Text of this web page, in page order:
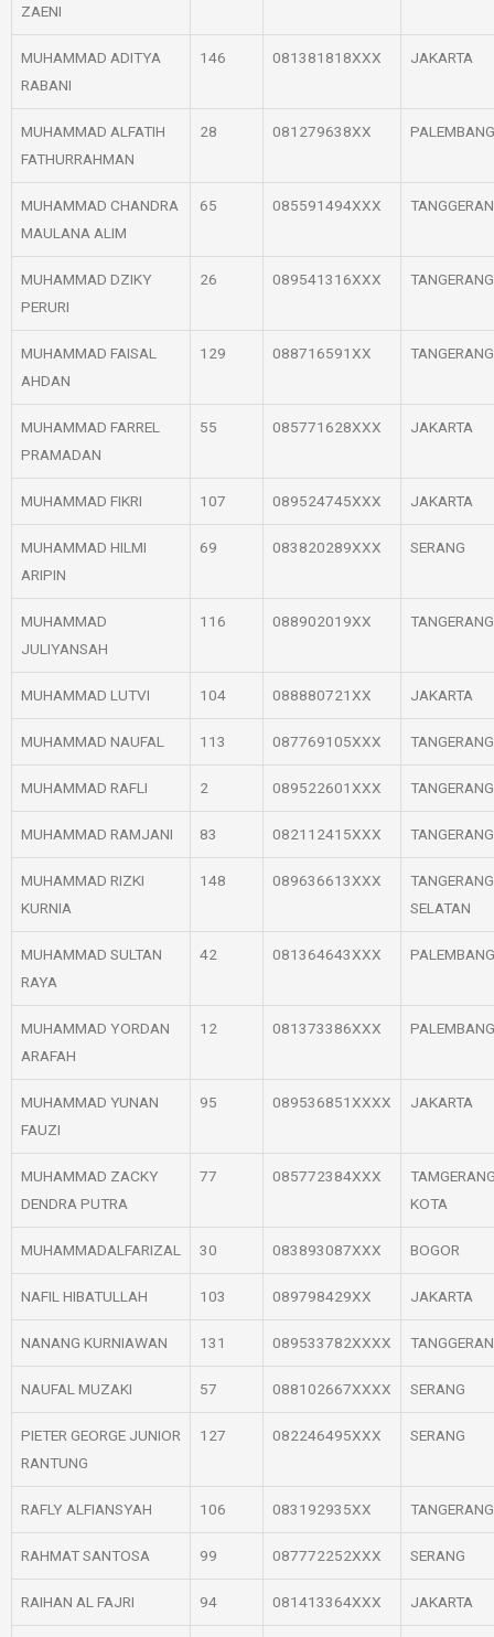
ZAENI
MUHAMMAD ADITYA
RABANI
146 081381818XXX JAKARTA
MUHAMMAD ALFATIH
FATHURRAHMAN
28 081279638XX PALEMBANG
MUHAMMAD CHANDRA
MAULANA ALIM
65 085591494XXX
MUHAMMAD DZIKY
PERURI
26 089541316XXX TANGERANG
MUHAMMAD FAISAL
AHDAN
129 088716591XX TANGERANG
MUHAMMAD FARREL
PRAMADAN
55 085771628XXX JAKARTA
MUHAMMAD FIKRI 107 089524745XXX JAKARTA
MUHAMMAD HILMI
ARIPIN
69 083820289XXX SERANG
MUHAMMAD
JULIYANSAH
116 088902019XX TANGERANG
MUHAMMAD LUTVI 104 088880721XX JAKARTA
MUHAMMAD NAUFAL 113 087769105XXX TANGERANG
MUHAMMAD RAFLI 2 089522601XXX TANGERANG
MUHAMMAD RAMJANI 83 082112415XXX TANGERANG
MUHAMMAD RIZKI
KURNIA
148 089636613XXX
TANGERANG
SELATAN
MUHAMMAD SULTAN
RAYA
42 081364643XXX PALEMBANG
MUHAMMAD YORDAN
ARAFAH
12 081373386XXX PALEMBANG
MUHAMMAD YUNAN
FAUZI
95 089536851XXXX JAKARTA
MUHAMMAD ZACKY
DENDRA PUTRA
77 085772384XXX
KOTA
MUHAMMADALFARIZAL 30 083893087XXX BOGOR
NAFIL HIBATULLAH 103 089798429XX JAKARTA
NANANG KURNIAWAN 131 089533782XXXX
NAUFAL MUZAKI 57 088102667XXXX SERANG
PIETER GEORGE JUNIOR
RANTUNG
127 082246495XXX SERANG
RAFLY ALFIANSYAH 106 083192935XX TANGERANG
RAHMAT SANTOSA 99 087772252XXX SERANG
RAIHAN AL FAJRI 94 081413364XXX JAKARTA